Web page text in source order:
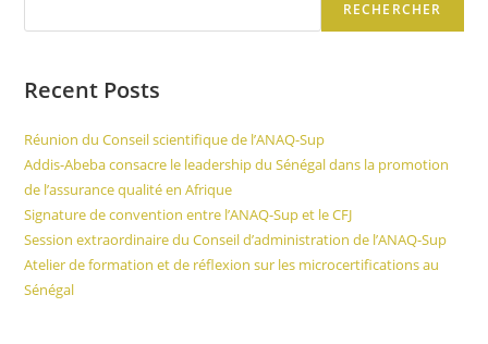
RECHERCHER
Recent Posts
Réunion du Conseil scientifique de l’ANAQ-Sup
Addis-Abeba consacre le leadership du Sénégal dans la promotion
de l’assurance qualité en Afrique
Signature de convention entre l’ANAQ-Sup et le CFJ
Session extraordinaire du Conseil d’administration de l’ANAQ-Sup
Atelier de formation et de réflexion sur les microcertifications au
Sénégal